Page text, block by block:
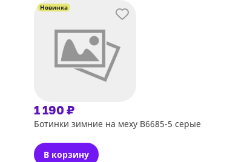
Новинка
1 190 ₽
Ботинки зимние на меху В6685-5 серые
В корзину